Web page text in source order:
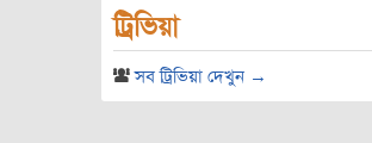
ট্রিভিয়া
সব ট্রিভিয়া দেখুন →